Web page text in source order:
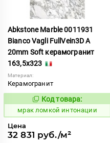
Abkstone Marble 0011931
Bianco Vagli FullVein3D A
20mm Soft керамогранит
163,5x323
Материал:
Керамогранит
1052908
Код товара:
мрак ломкой интонации
Цена
32 831 руб./м²